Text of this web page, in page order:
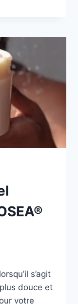
s’agit
douce et
votre